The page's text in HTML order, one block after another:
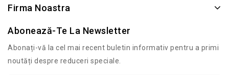
Firma Noastra
Abonează-Te La Newsletter
Abonați-vă la cel mai recent buletin informativ pentru a primi
noutăți despre reduceri speciale.